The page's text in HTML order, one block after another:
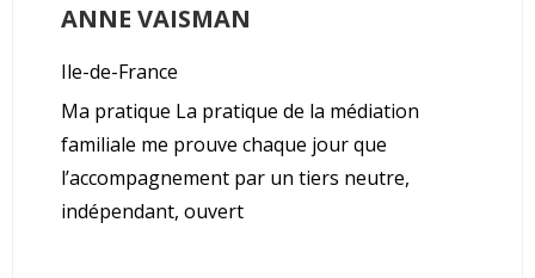
ANNE VAISMAN
Ile-de-France
Ma pratique La pratique de la médiation
familiale me prouve chaque jour que
l’accompagnement par un tiers neutre,
indépendant, ouvert